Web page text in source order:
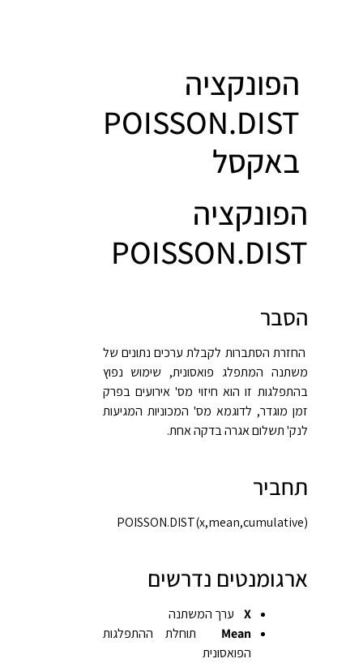
הפונקציה
POISSON.DIST
באקסל
הפונקציה
POISSON.DIST
הסבר
החזרת הסתברות לקבלת ערכים נתונים של
משתנה המתפלג פואסונית, שימוש נפוץ
בהתפלגות זו הוא חיזוי מס' אירועים בפרק
זמן מוגדר, לדוגמא מס' המכוניות המגיעות
לנק' תשלום אגרה בדקה אחת.
תחביר
POISSON.DIST(x,mean,cumulative)‎
ארגומנטים נדרשים
X ערך המשתנה
Mean תוחלת ההתפלגות
הפואסונית